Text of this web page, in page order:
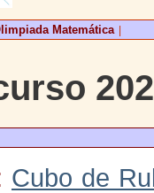
Matemática
Cubo de